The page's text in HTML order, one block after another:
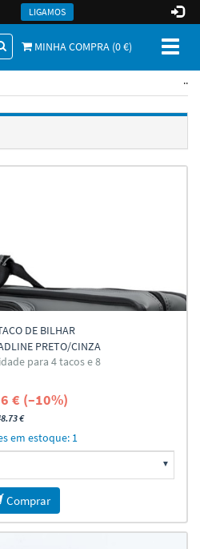
LIGAMOS
MINHA COMPRA (0€)
..
DE BILHAR
PRETO/CINZA
para 4 tacos e 8
€ (–10%)
€
em estoque: 1
Comprar